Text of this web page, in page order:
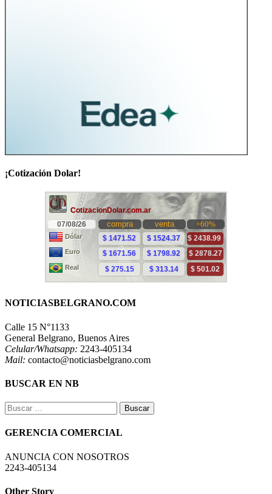
¡Cotización Dolar!
NOTICIASBELGRANO.COM
Calle 15 N°1133
General Belgrano, Buenos Aires
Celular/Whatsapp: 2243-405134
Mail: contacto@noticiasbelgrano.com
BUSCAR EN NB
Buscar:
GERENCIA COMERCIAL
ANUNCIA CON NOSOTROS
2243-405134
Other Story